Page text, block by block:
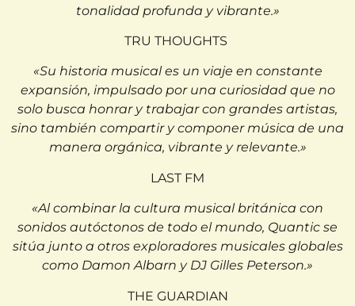
tonalidad profunda y vibrante.»
TRU THOUGHTS
«Su historia musical es un viaje en constante
expansión, impulsado por una curiosidad que no
solo busca honrar y trabajar con grandes artistas,
sino también compartir y componer música de una
manera orgánica, vibrante y relevante.»
LAST FM
«Al combinar la cultura musical británica con
sonidos autóctonos de todo el mundo, Quantic se
sitúa junto a otros exploradores musicales globales
como Damon Albarn y DJ Gilles Peterson.»
THE GUARDIAN